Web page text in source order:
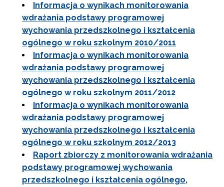
Informacja o wynikach monitorowania
wdrażania podstawy programowej
wychowania przedszkolnego i kształcenia
ogólnego w roku szkolnym 2010/2011
Informacja o wynikach monitorowania
wdrażania podstawy programowej
wychowania przedszkolnego i kształcenia
ogólnego w roku szkolnym 2011/2012
Informacja o wynikach monitorowania
wdrażania podstawy programowej
wychowania przedszkolnego i kształcenia
ogólnego w roku szkolnym 2012/2013
Raport zbiorczy z monitorowania wdrażania
podstawy programowej wychowania
przedszkolnego i kształcenia ogólnego,